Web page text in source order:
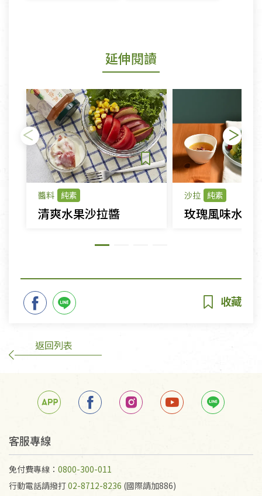
延伸閱讀
醬料 純素
清爽水果沙拉醬
沙拉 純素
玫瑰風味水果
返回列表
客服專線
免付費專線： 0800-300-011
行動電話請撥打02-8712-8236 (國際請加886)